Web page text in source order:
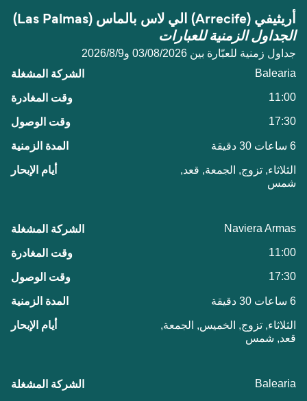
أريثيفي (Arrecife) الي لاس بالماس (Las Palmas)
الجداول الزمنية للعبارات
جداول زمنية للعبّارة بين 03/08/2026 و9‏/8‏/2026
Balearia
11:00
17:30
6 ساعات 30 دقيقة
الثلاثاء, تزوج, الجمعة, قعد,
شمس
Naviera Armas
11:00
17:30
6 ساعات 30 دقيقة
الثلاثاء, تزوج, الخميس, الجمعة,
قعد, شمس
Balearia